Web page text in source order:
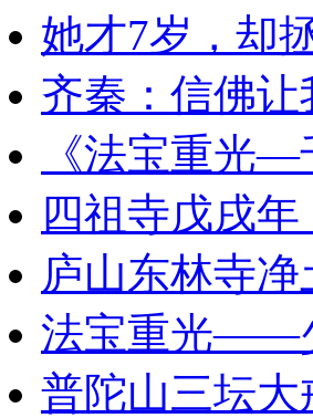
她才7岁，却
齐秦：信佛
《法宝重光
四祖寺戊戌
庐山东林寺
法宝重光——
普陀山三坛